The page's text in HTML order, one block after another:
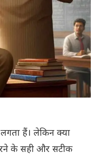
हैं। लेकिन क्या
के सही और सटीक